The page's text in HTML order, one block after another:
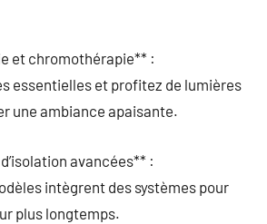
et chromothérapie** :
essentielles et profitez de lumières
une ambiance apaisante.
avancées** :
intègrent des systèmes pour
plus longtemps.